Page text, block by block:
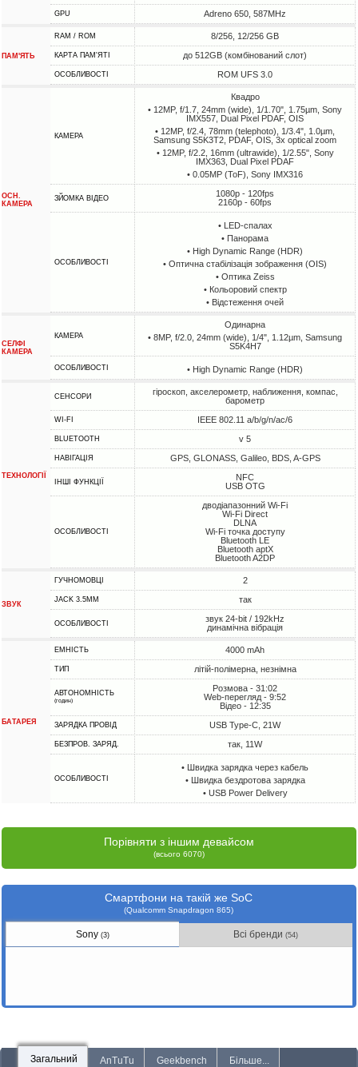
GPU Adreno 650, 587MHz
ПАМ'ЯТЬ
RAM / ROM 8/256, 12/256 GB
КАРТА ПАМ'ЯТІ до 512GB (комбінований слот)
ОСОБЛИВОСТІ ROM UFS 3.0
ОСН.
КАМЕРА
КАМЕРА
Квадро
• 12MP, f/1.7, 24mm (wide), 1/1.70", 1.75µm, Sony
IMX557, Dual Pixel PDAF, OIS
• 12MP, f/2.4, 78mm (telephoto), 1/3.4", 1.0µm,
Samsung S5K3T2, PDAF, OIS, 3x optical zoom
• 12MP, f/2.2, 16mm (ultrawide), 1/2.55", Sony
IMX363, Dual Pixel PDAF
• 0.05MP (ToF), Sony IMX316
ЗЙОМКА ВІДЕО
1080p - 120fps
2160p - 60fps
ОСОБЛИВОСТІ
• LED-спалах
• Панорама
• High Dynamic Range (HDR)
• Оптична стабілізація зображення (OIS)
• Оптика Zeiss
• Кольоровий спектр
• Відстеження очей
СЕЛФІ
КАМЕРА
КАМЕРА
Одинарна
• 8MP, f/2.0, 24mm (wide), 1/4", 1.12µm, Samsung
S5K4H7
ОСОБЛИВОСТІ • High Dynamic Range (HDR)
ТЕХНОЛОГІЇ
СЕНСОРИ
гіроскоп, акселерометр, наближення, компас,
барометр
WI-FI IEEE 802.11 a/b/g/n/ac/6
BLUETOOTH v 5
НАВІГАЦІЯ GPS, GLONASS, Galileo, BDS, A-GPS
ІНШІ ФУНКЦІЇ
NFC
USB OTG
ОСОБЛИВОСТІ
дводіапазонний Wi-Fi
Wi-Fi Direct
DLNA
Wi-Fi точка доступу
Bluetooth LE
Bluetooth aptX
Bluetooth A2DP
ЗВУК
ГУЧНОМОВЦІ 2
JACK 3.5MM так
ОСОБЛИВОСТІ
звук 24-bit / 192kHz
динамічна вібрація
БАТАРЕЯ
ЕМНІСТЬ 4000 mAh
ТИП літій-полімерна, незнімна
АВТОНОМНІСТЬ
(годин)
Розмова - 31:02
Web-перегляд - 9:52
Відео - 12:35
ЗАРЯДКА ПРОВІД USB Type-C, 21W
БЕЗПРОВ. ЗАРЯД. так, 11W
ОСОБЛИВОСТІ
• Швидка зарядка через кабель
• Швидка бездротова зарядка
• USB Power Delivery
Порівняти з іншим девайсом
(всього 6070)
Смартфони на такій же SoC
(Qualcomm Snapdragon 865)
Sony (3) Всі бренди(54)
Загальний AnTuTu Geekbench Більше...